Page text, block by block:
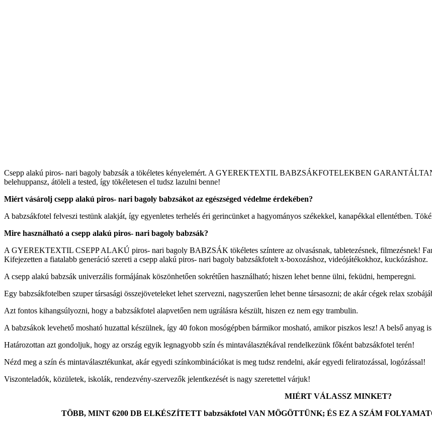
Csepp alakú piros- nari bagoly babzsák a tökéletes kényelemért. A GYEREKTEXTIL BABZSÁKFOTELEKBEN
belehuppansz, átöleli a tested, így tökéletesen el tudsz lazulni benne!
Miért vásárolj csepp alakú piros- nari bagoly babzsákot az egészséged védelme érdekében?
A babzsákfotel felveszi testünk alakját, így egyenletes terhelés éri gerincünket a hagyományos székekkel, kanapékkal ellentétben.
Mire használható a csepp alakú piros- nari bagoly babzsák?
A GYEREKTEXTIL CSEPP ALAKÚ piros- nari bagoly BABZSÁK tökéletes színtere az olvasásnak, tabletezésnek, filmezésnek!
Kifejezetten a fiatalabb generáció szereti a csepp alakú piros- nari bagoly babzsákfotelt x-boxozáshoz, videójátékokhoz, kuckózáshoz.
A csepp alakú babzsák univerzális formájának köszönhetően sokrétűen használható; hiszen lehet benne ülni, feküdni, hemperegni.
Egy babzsákfotelben szuper társasági összejöveteleket lehet szervezni, nagyszerűen lehet benne társasozni; de akár cégek relax
Azt fontos kihangsúlyozni, hogy a babzsákfotel alapvetően nem ugrálásra készült, hiszen ez nem egy trambulin.
A babzsákok levehető mosható huzattal készülnek, így 40 fokon mosógépben bármikor mosható, amikor piszkos lesz! A belső anyag
Határozottan azt gondoljuk, hogy az ország egyik legnagyobb szín és mintaválasztékával rendelkezünk főként babzsákfotel terén!
Nézd meg a szín és mintaválasztékunkat, akár egyedi színkombinációkat is meg tudsz rendelni, akár egyedi feliratozással, logózással!
Viszonteladók, közületek, iskolák, rendezvény-szervezők jelentkezését is nagy szeretettel várjuk!
MIÉRT VÁLASSZ MINKET?
TÖBB, MINT 6200 DB ELKÉSZÍTETT babzsákfotel VAN MÖGÖTTÜNK; ÉS EZ A SZÁM